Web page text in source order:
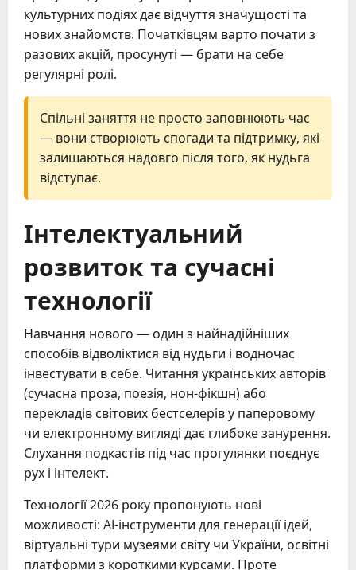
культурних подіях дає відчуття значущості та
нових знайомств. Початківцям варто почати з
разових акцій, просунуті — брати на себе
регулярні ролі.
Спільні заняття не просто заповнюють час
— вони створюють спогади та підтримку, які
залишаються надовго після того, як нудьга
відступає.
Інтелектуальний
розвиток та сучасні
технології
Навчання нового — один з найнадійніших
способів відволіктися від нудьги і водночас
інвестувати в себе. Читання українських авторів
(сучасна проза, поезія, нон-фікшн) або
перекладів світових бестселерів у паперовому
чи електронному вигляді дає глибоке занурення.
Слухання подкастів під час прогулянки поєднує
рух і інтелект.
Технології 2026 року пропонують нові
можливості: AI-інструменти для генерації ідей,
віртуальні тури музеями світу чи України, освітні
платформи з короткими курсами. Проте